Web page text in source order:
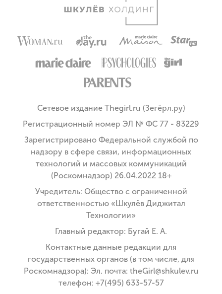
Сетевое издание Thegirl.ru (Зегёрл.ру)
Регистрационный номер ЭЛ № ФС 77 - 83229
Зарегистрировано Федеральной службой по
надзору в сфере связи, информационных
технологий и массовых коммуникаций
(Роскомнадзор) 26.04.2022 18+
Учредитель: Общество с ограниченной
ответственностью «Шкулёв Диджитал
Технологии»
Главный редактор: Бугай Е. А.
Контактные данные редакции для
государственных органов (в том числе, для
Роскомнадзора): Эл. почта: theGirl@shkulev.ru
телефон: +7(495) 633-57-57